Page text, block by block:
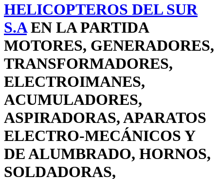
HELICOPTEROS DEL SUR
S.AEN LA PARTIDA
MOTORES, GENERADORES,
TRANSFORMADORES,
ELECTROIMANES,
ACUMULADORES,
ASPIRADORAS, APARATOS
ELECTRO-MECÁNICOS Y
DE ALUMBRADO, HORNOS,
SOLDADORAS,